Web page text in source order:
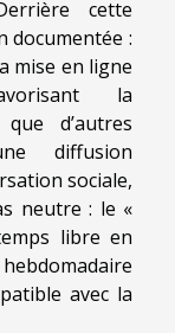
cette
documentée :
mise en ligne
la
d’autres
diffusion
sociale,
neutre : le «
libre en
avec la